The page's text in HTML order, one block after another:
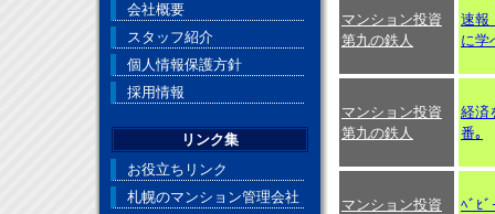
マンション投資
第九の鉄人
速報
に学
マンション投資
第九の鉄人
経済
番｡
マンション投資
ﾍﾞﾋ
会社概要
スタッフ紹介
個人情報保護方針
採用情報
リンク集
お役立ちリンク
札幌のマンション管理会社